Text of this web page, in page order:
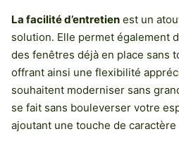
La facilité d’entretien est un
solution. Elle permet également
des fenêtres déjà en place sans
offrant ainsi une flexibilité
souhaitent moderniser sans
se fait sans bouleverser votre
ajoutant une touche de